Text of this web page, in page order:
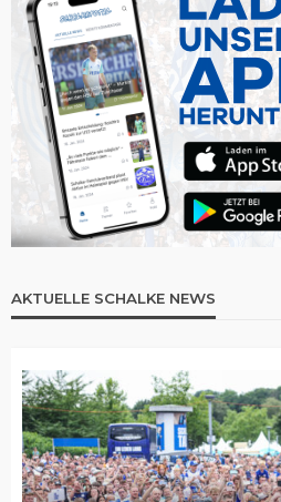
AKTUELLE SCHALKE NEWS